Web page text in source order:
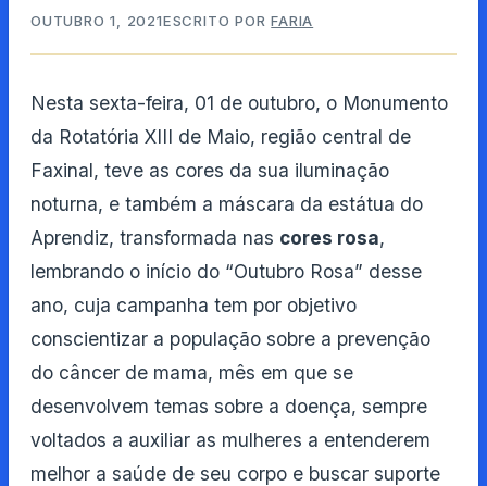
OUTUBRO 1, 2021ESCRITO PORFARIA
Nesta sexta-feira, 01 de outubro, o Monumento
da Rotatória XIII de Maio, região central de
Faxinal, teve as cores da sua iluminação
noturna, e também a máscara da estátua do
Aprendiz, transformada nas cores rosa,
lembrando o início do “Outubro Rosa” desse
ano, cuja campanha tem por objetivo
conscientizar a população sobre a prevenção
do câncer de mama, mês em que se
desenvolvem temas sobre a doença, sempre
voltados a auxiliar as mulheres a entenderem
melhor a saúde de seu corpo e buscar suporte